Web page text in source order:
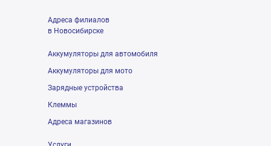
Адреса филиалов
в Новосибирске
Аккумуляторы для автомобиля
Аккумуляторы для мото
Зарядные устройства
Клеммы
Адреса магазинов